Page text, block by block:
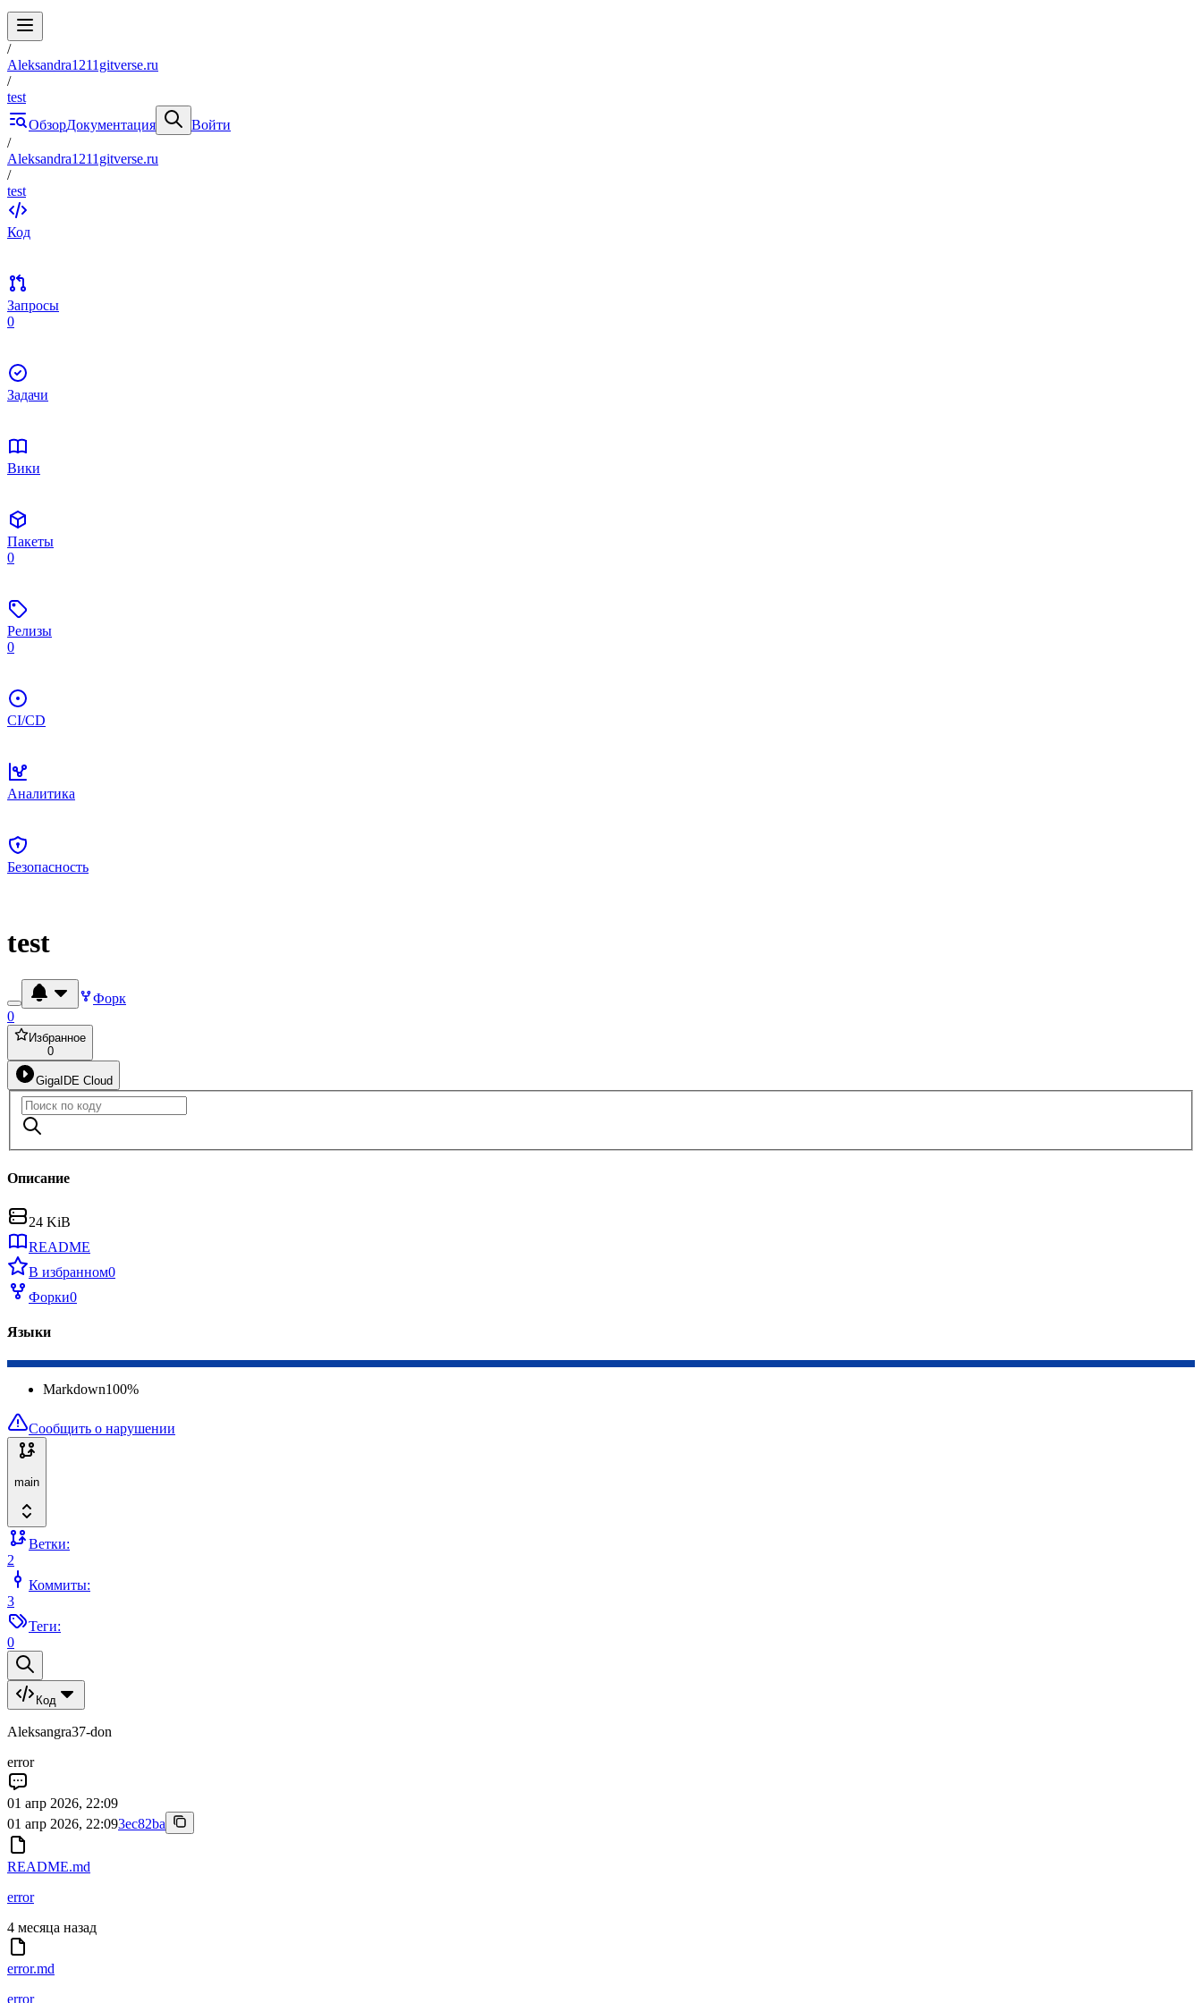
/
Aleksandra1211gitverse.ru
/
test
ОбзорДокументация
Войти
/
Aleksandra1211gitverse.ru
/
test
Код
Запросы
0
Задачи
Вики
Пакеты
0
Релизы
0
CI/CD
Аналитика
Безопасность
test
Форк
0
Избранное
0
GigaIDE Cloud
Описание
24 KiB
README
В избранном0
Форки0
Языки
Markdown100%
Сообщить о нарушении
main
Ветки:
2
Коммиты:
3
Теги:
0
Код
Aleksangra37-don
error
01 апр 2026, 22:09
01 апр 2026, 22:093ec82ba
README.md
error
4 месяца назад
error.md
error